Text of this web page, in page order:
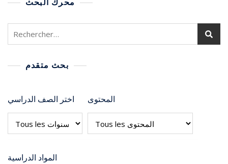
بحث متقدم
اختر الصف الدراسي المحتوى
المواد الدراسية